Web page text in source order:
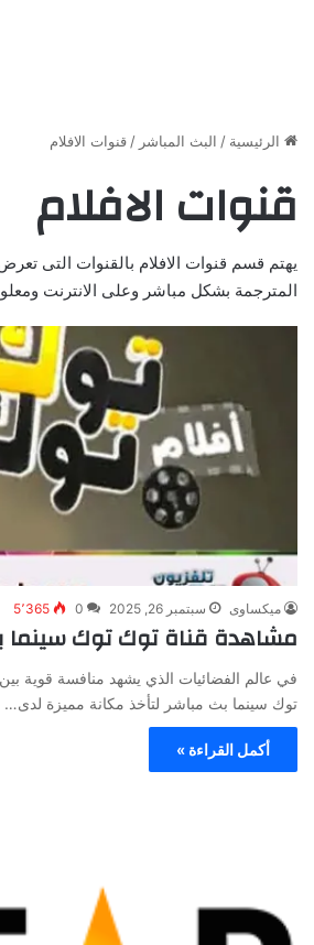
الرئيسية / البث المباشر / قنوات الافلام
قنوات الافلام
يهتم قسم قنوات الافلام بالقنوات التى تعرض
المترجمة بشكل مباشر وعلى الانترنت
ميكساوى سبتمبر 26, 2025 0 5٬365
مشاهدة قناة توك توك سينما
في عالم الفضائيات الذي يشهد منافسة قوية
توك سينما بث مباشر لتأخذ مكانة مميزة لدى…
أكمل القراءة »